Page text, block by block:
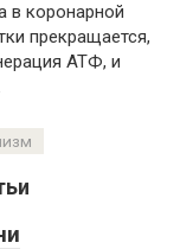
в коронарной
прекращается,
АТФ, и